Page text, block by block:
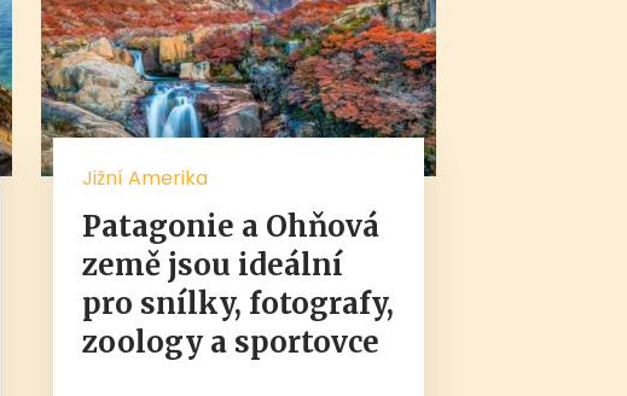
Jižní Amerika
Patagonie a Ohňová
země jsou ideální
pro snílky, fotografy,
zoology a sportovce